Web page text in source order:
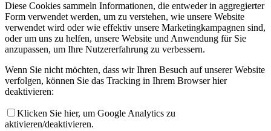
Diese Cookies sammeln Informationen, die entweder in aggregierter
Form verwendet werden, um zu verstehen, wie unsere Website
verwendet wird oder wie effektiv unsere Marketingkampagnen sind,
oder um uns zu helfen, unsere Website und Anwendung für Sie
anzupassen, um Ihre Nutzererfahrung zu verbessern.
Wenn Sie nicht möchten, dass wir Ihren Besuch auf unserer Website
verfolgen, können Sie das Tracking in Ihrem Browser hier
deaktivieren:
Klicken Sie hier, um Google Analytics zu
aktivieren/deaktivieren.